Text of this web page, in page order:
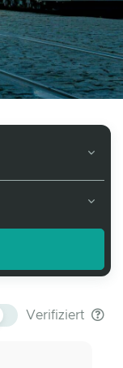
Verifiziert